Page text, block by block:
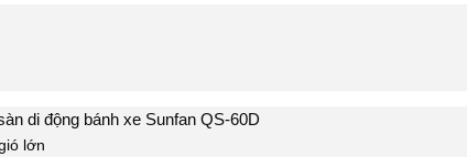
di động bánh xe Sunfan QS-60D
lớn